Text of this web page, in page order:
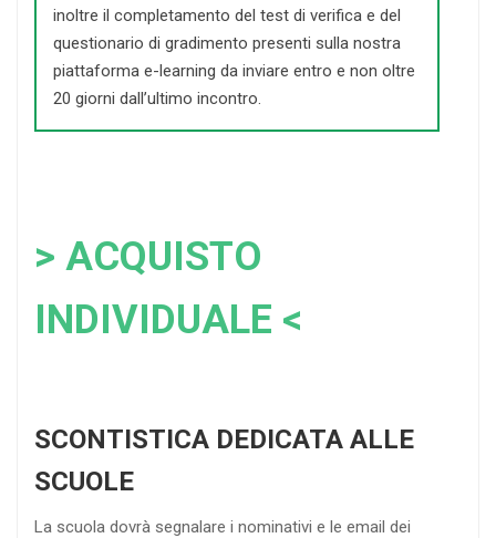
inoltre il completamento del test di verifica e del
questionario di gradimento presenti sulla nostra
piattaforma e-learning da inviare entro e non oltre
20 giorni dall’ultimo incontro.
> ACQUISTO
INDIVIDUALE <
SCONTISTICA DEDICATA ALLE
SCUOLE
La scuola dovrà segnalare i nominativi e le email dei